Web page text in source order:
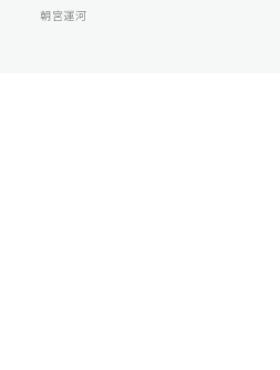
朝宮運河